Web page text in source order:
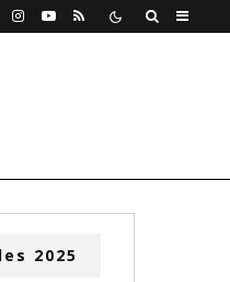
2025